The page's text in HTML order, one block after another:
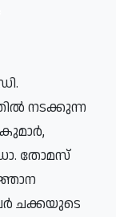
നടക്കുന്ന
തോമസ്
ചക്കയുടെ